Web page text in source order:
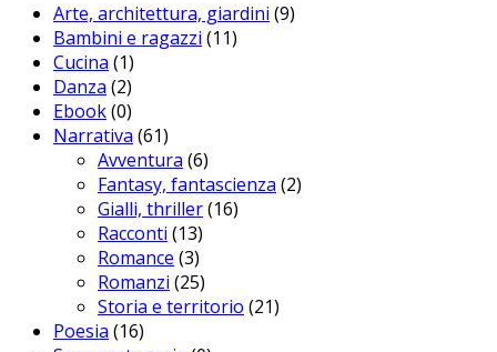
Arte, architettura, giardini (9)
Bambini e ragazzi (11)
Cucina (1)
Danza (2)
Ebook(0)
Narrativa (61)
Avventura (6)
Fantasy, fantascienza (2)
Gialli, thriller(16)
Racconti (13)
Romance (3)
Romanzi (25)
Storia e territorio (21)
Poesia (16)